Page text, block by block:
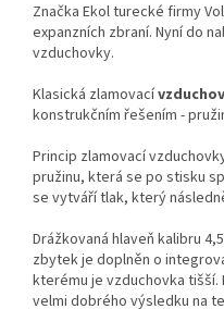
Značka Ekol turecké firmy
expanzních zbraní. Nyní do
vzduchovky.
Klasická zlamovací
konstrukčním řešením -
Princip zlamovací
pružinu, která se po stisku
se vytváří tlak, který
Drážkovaná hlaveň kalibru
zbytek je doplněn o
kterému je vzduchovka
velmi dobrého výsledku na